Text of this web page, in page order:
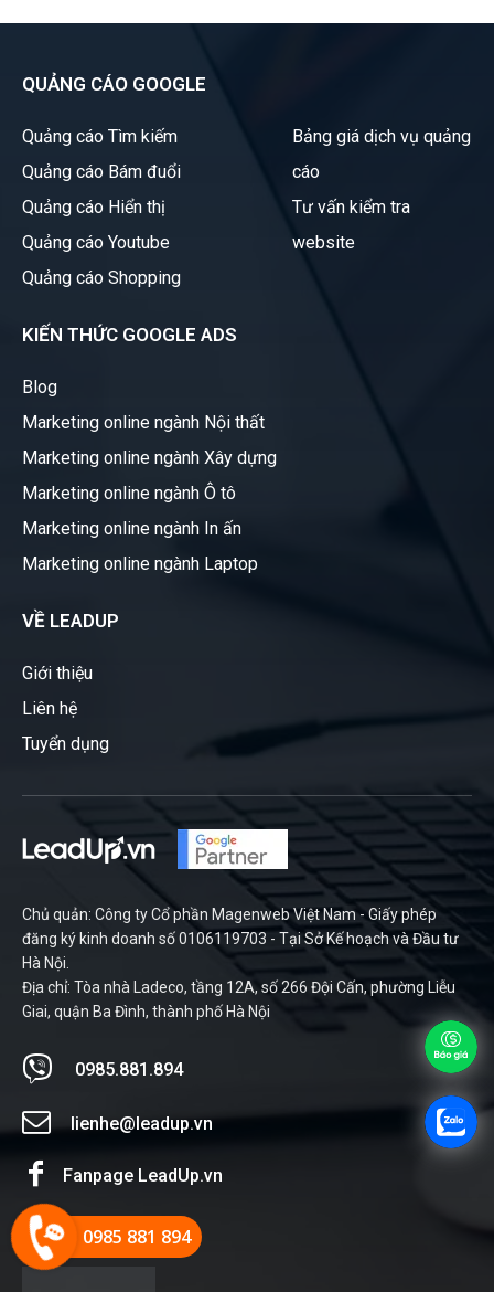
QUẢNG CÁO GOOGLE
Quảng cáo Tìm kiếm
Quảng cáo Bám đuổi
Quảng cáo Hiển thị
Quảng cáo Youtube
Quảng cáo Shopping
Bảng giá dịch vụ quảng
cáo
Tư vấn kiểm tra
website
KIẾN THỨC GOOGLE ADS
Blog
Marketing online ngành Nội thất
Marketing online ngành Xây dựng
Marketing online ngành Ô tô
Marketing online ngành In ấn
Marketing online ngành Laptop
VỀ LEADUP
Giới thiệu
Liên hệ
Tuyển dụng
Chủ quản: Công ty Cổ phần Magenweb Việt Nam - Giấy phép
đăng ký kinh doanh số 0106119703 - Tại Sở Kế hoạch và Đầu tư
Hà Nội.
Địa chỉ: Tòa nhà Ladeco, tầng 12A, số 266 Đội Cấn, phường Liễu
Giai, quận Ba Đình, thành phố Hà Nội
0985.881.894
lienhe@leadup.vn
Fanpage LeadUp.vn
Zalo LeadUp.vn
0985 881 894